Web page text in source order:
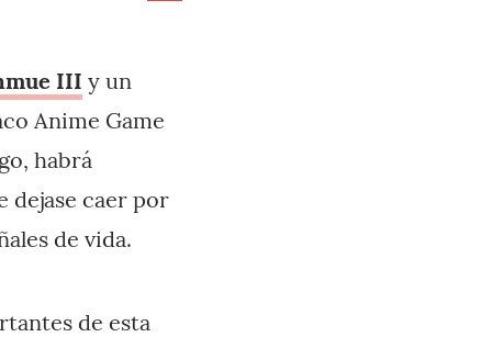
III y un
Anime Game
habrá
dejase caer por
de vida.
de esta